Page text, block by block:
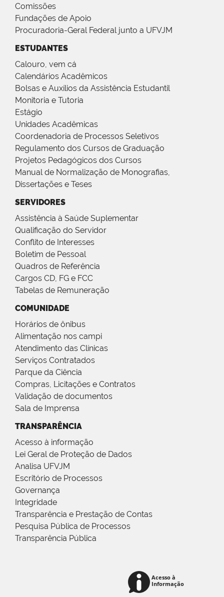
Comissões
Fundações de Apoio
Procuradoria-Geral Federal junto a UFVJM
ESTUDANTES
Calouro, vem cá
Calendários Acadêmicos
Bolsas e Auxílios da Assistência Estudantil
Monitoria e Tutoria
Estágio
Unidades Acadêmicas
Coordenadoria de Processos Seletivos
Regulamento dos Cursos de Graduação
Projetos Pedagógicos dos Cursos
Manual de Normalização de Monografias,
Dissertações e Teses
SERVIDORES
Assistência à Saúde Suplementar
Qualificação do Servidor
Conflito de Interesses
Boletim de Pessoal
Quadros de Referência
Cargos CD, FG e FCC
Tabelas de Remuneração
COMUNIDADE
Horários de ônibus
Alimentação nos campi
Atendimento das Clínicas
Serviços Contratados
Parque da Ciência
Compras, Licitações e Contratos
Validação de documentos
Sala de Imprensa
TRANSPARÊNCIA
Acesso à informação
Lei Geral de Proteção de Dados
Analisa UFVJM
Escritório de Processos
Governança
Integridade
Transparência e Prestação de Contas
Pesquisa Pública de Processos
Transparência Pública